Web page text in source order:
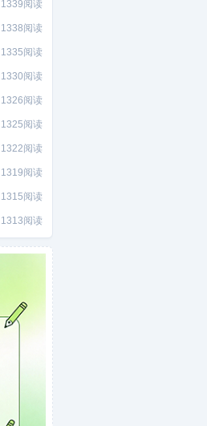
1339阅读
1338阅读
1335阅读
1330阅读
1326阅读
1325阅读
1322阅读
1319阅读
1315阅读
1313阅读